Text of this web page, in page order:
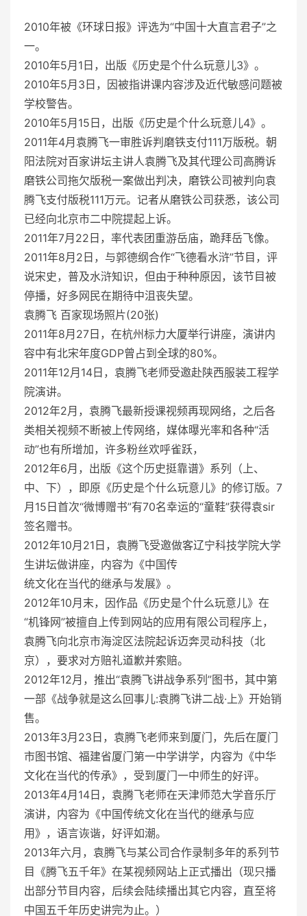
2010年被《环球日报》评选为“中国十大直言君子”之
一。
2010年5月1日，出版《历史是个什么玩意儿3》。
2010年5月3日，因被指讲课内容涉及近代敏感问题被
学校警告。
2010年5月15日，出版《历史是个什么玩意儿4》。
2011年4月袁腾飞一审胜诉判磨铁支付111万版税。朝
阳法院对百家讲坛主讲人袁腾飞及其代理公司高腾诉
磨铁公司拖欠版税一案做出判决，磨铁公司被判向袁
腾飞支付版税111万元。记者从磨铁公司获悉，该公司
已经向北京市二中院提起上诉。
2011年7月22日，率代表团重游岳庙，跪拜岳飞像。
2011年8月2日，与郭德纲合作“飞德看水浒”节目，评
说宋史，普及水浒知识，但由于种种原因，该节目被
停播，好多网民在期待中沮丧失望。
袁腾飞 百家现场照片(20张)
2011年8月27日，在杭州标力大厦举行讲座，演讲内
容中有北宋年度GDP曾占到全球的80%。
2011年12月14日，袁腾飞老师受邀赴陕西服装工程学
院演讲。
2012年2月，袁腾飞最新授课视频再现网络，之后各
类相关视频不断被上传网络，媒体曝光率和各种“活
动”也有所增加，许多粉丝欢呼雀跃，
2012年6月，出版《这个历史挺靠谱》系列（上、
中、下），即原《历史是个什么玩意儿》的修订版。7
月15日首次“微博赠书”有70名幸运的“童鞋”获得袁sir
签名赠书。
2012年10月21日，袁腾飞受邀做客辽宁科技学院大学
生讲坛做讲座，内容为《中国传
统文化在当代的继承与发展》。
2012年10月末，因作品《历史是个什么玩意儿》在
“机锋网”被擅自上传到网站的应用有限公司程序上，
袁腾飞向北京市海淀区法院起诉迈奔灵动科技（北
京），要求对方赔礼道歉并索赔。
2012年12月，推出“袁腾飞讲战争系列”图书，其中第
一部《战争就是这么回事儿:袁腾飞讲二战·上》开始销
售。
2013年3月23日，袁腾飞老师来到厦门，先后在厦门
市图书馆、福建省厦门第一中学讲学，内容为《中华
文化在当代的传承》，受到厦门一中师生的好评。
2013年4月14日，袁腾飞老师在天津师范大学音乐厅
演讲，内容为《中国传统文化在当代的继承与应
用》，语言诙谐，好评如潮。
2013年六月，袁腾飞与某公司合作录制多年的系列节
目《腾飞五千年》在某视频网站上正式播出（现只播
出部分节目内容，后续会陆续播出其它内容，直至将
中国五千年历史讲完为止。）